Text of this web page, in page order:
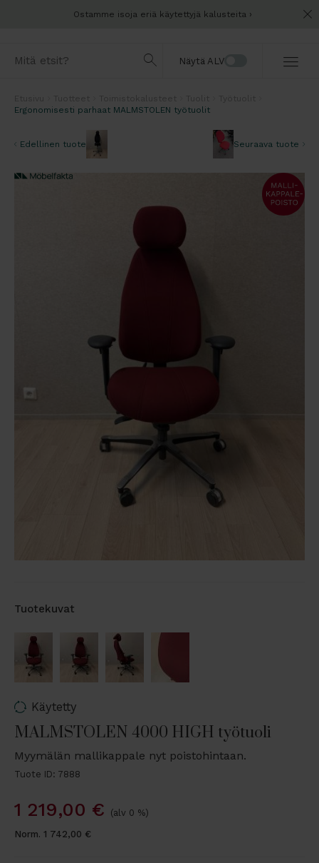
Ostamme isoja eriä käytettyjä kalusteita
Näytä ALV
Ergonomisesti parhaat MALMSTOLEN työtuolit
Edellinen tuote Seuraava tuote
Tuotekuvat
Käytetty
MALMSTOLEN 4000 HIGH työtuoli
Myymälän mallikappale nyt poistohintaan.
Tuote ID: 7888
1 219,00 €
(alv 0 %)
Norm. 1 742,00 €